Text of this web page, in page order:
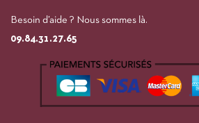
Besoin d’aide ? Nous sommes là.
09.84.31.27.65